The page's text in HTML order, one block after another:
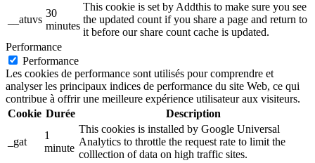
__atuvs
30
minutes
This cookie is set by Addthis to make sure you see
the updated count if you share a page and return to
it before our share count cache is updated.
Performance
Performance
Les cookies de performance sont utilisés pour comprendre et
analyser les principaux indices de performance du site Web, ce qui
contribue à offrir une meilleure expérience utilisateur aux visiteurs.
Cookie Durée Description
_gat
1
minute
This cookies is installed by Google Universal
Analytics to throttle the request rate to limit the
colllection of data on high traffic sites.